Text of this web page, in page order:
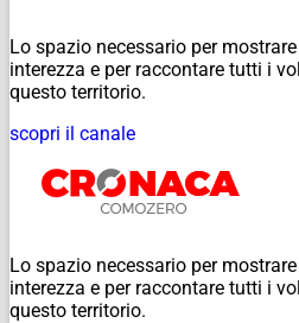
Lo spazio necessario per
interezza e per raccontare tutti i
questo territorio.
scopri il canale
Lo spazio necessario per
interezza e per raccontare tutti i
questo territorio.